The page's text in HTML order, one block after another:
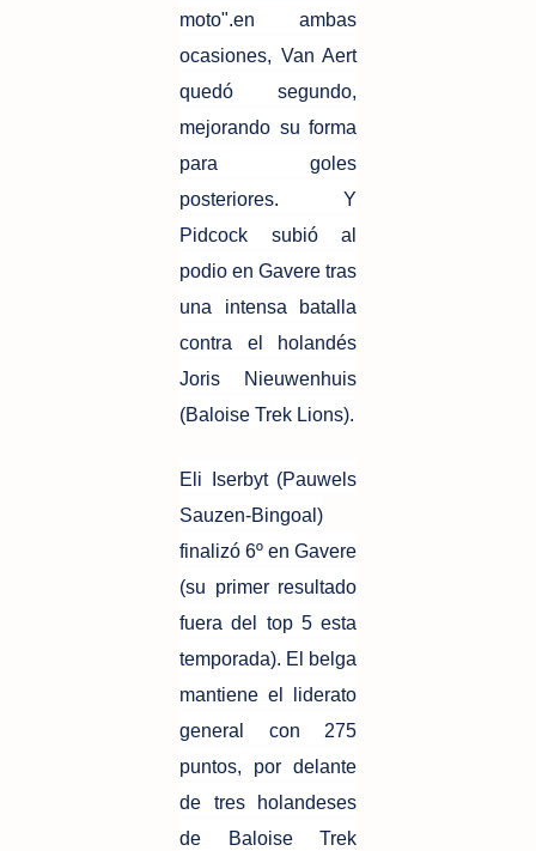
moto".en ambas
ocasiones, Van Aert
quedó segundo,
mejorando su forma
para goles
posteriores. Y
Pidcock subió al
podio en Gavere tras
una intensa batalla
contra el holandés
Joris Nieuwenhuis
(Baloise Trek Lions).
Eli Iserbyt (Pauwels
Sauzen-Bingoal)
finalizó 6º en Gavere
(su primer resultado
fuera del top 5 esta
temporada). El belga
mantiene el liderato
general con 275
puntos, por delante
de tres holandeses
de Baloise Trek